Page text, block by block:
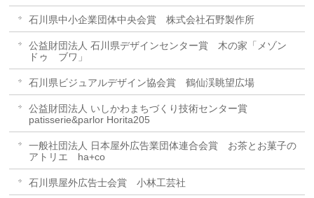
石川県中小企業団体中央会賞 株式会社石野製作所
公益財団法人 石川県デザインセンター賞 木の家「メゾン
ドゥ ブワ」
石川県ビジュアルデザイン協会賞 鶴仙渓眺望広場
公益財団法人 いしかわまちづくり技術センター賞
patisserie&parlor Horita205
一般社団法人 日本屋外広告業団体連合会賞 お茶とお菓子の
アトリエ ha+co
石川県屋外広告士会賞 小林工芸社